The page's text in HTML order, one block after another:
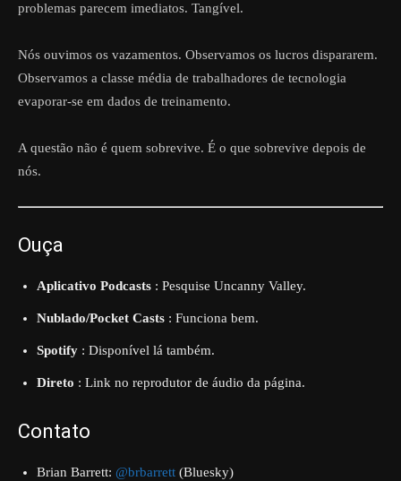
problemas parecem imediatos. Tangível.
Nós ouvimos os vazamentos. Observamos os lucros dispararem.
Observamos a classe média de trabalhadores de tecnologia
evaporar-se em dados de treinamento.
A questão não é quem sobrevive. É o que sobrevive depois de
nós.
Ouça
Aplicativo Podcasts : Pesquise Uncanny Valley.
Nublado/Pocket Casts : Funciona bem.
Spotify : Disponível lá também.
Direto : Link no reprodutor de áudio da página.
Contato
Brian Barrett: @brbarrett (Bluesky)